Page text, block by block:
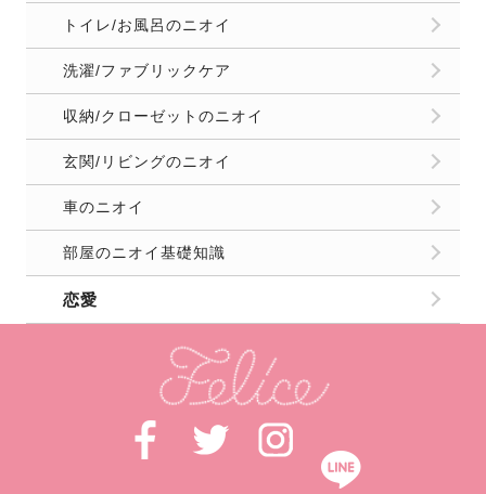
トイレ/お風呂のニオイ
洗濯/ファブリックケア
収納/クローゼットのニオイ
玄関/リビングのニオイ
車のニオイ
部屋のニオイ基礎知識
恋愛